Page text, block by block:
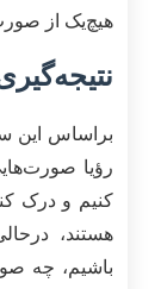
هیچ‌یک از
براساس این
رؤیا
کنیم و درک
هستند،
باشیم، چه